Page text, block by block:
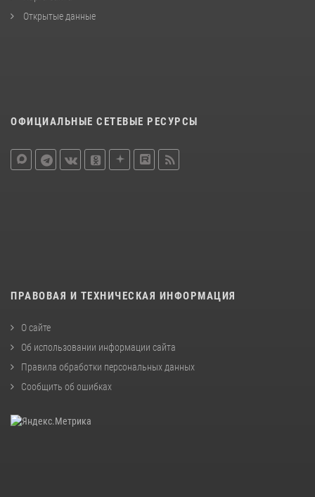
Открытые данные
ОФИЦИАЛЬНЫЕ СЕТЕВЫЕ РЕСУРСЫ
ПРАВОВАЯ И ТЕХНИЧЕСКАЯ ИНФОРМАЦИЯ
О сайте
Об использовании информации сайта
Правила обработки персональных данных
Сообщить об ошибках